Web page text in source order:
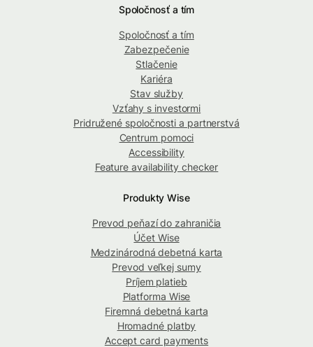
Spoločnosť a tím
Spoločnosť a tím
Zabezpečenie
Stlačenie
Kariéra
Stav služby
Vzťahy s investormi
Pridružené spoločnosti a partnerstvá
Centrum pomoci
Accessibility
Feature availability checker
Produkty Wise
Prevod peňazí do zahraničia
Účet Wise
Medzinárodná debetná karta
Prevod veľkej sumy
Príjem platieb
Platforma Wise
Firemná debetná karta
Hromadné platby
Accept card payments